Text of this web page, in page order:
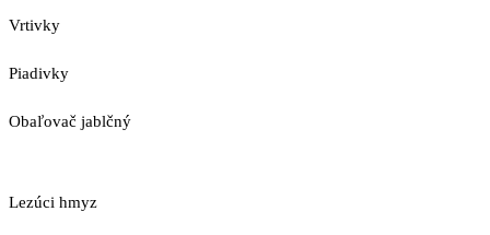
Vrtivky
Piadivky
Obaľovač jablčný
Lezúci hmyz